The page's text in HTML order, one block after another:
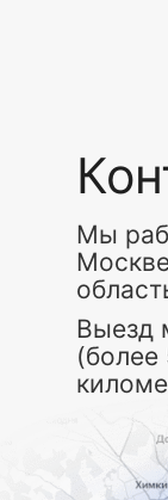
Выезд
Мы